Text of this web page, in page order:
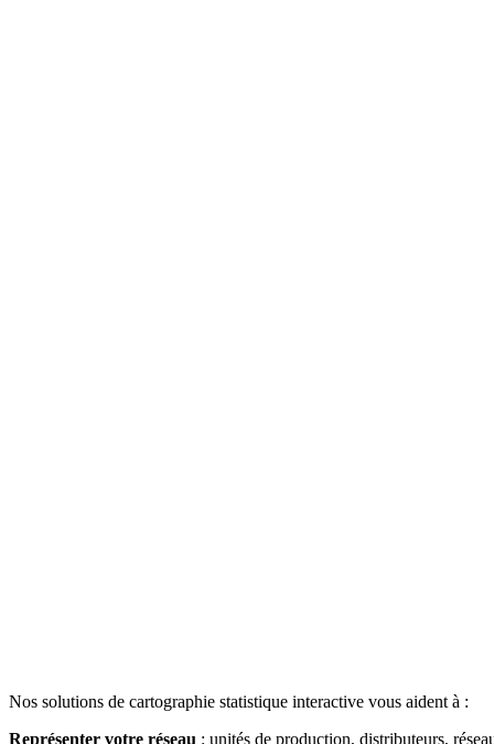
Nos solutions de cartographie statistique interactive vous aident à :
Représenter votre réseau : unités de production, distributeurs,